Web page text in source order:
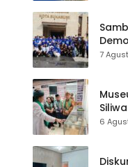
ASRI
7
6